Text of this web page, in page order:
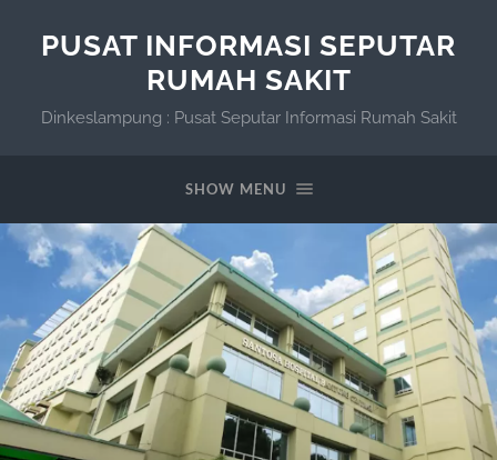
PUSAT INFORMASI SEPUTAR
RUMAH SAKIT
Dinkeslampung : Pusat Seputar Informasi Rumah Sakit
SHOW MENU